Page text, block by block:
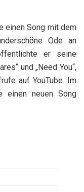
einen Song mit dem
Ode an
er seine
und „Need You“,
auf YouTube. Im
einen neuen Song